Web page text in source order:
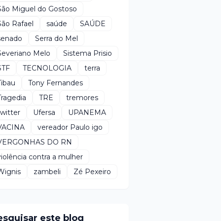
Miguel do Gostoso
Rafael
saúde
SAÚDE
Serra do Mel
Melo
Sistema Prisio
TECNOLOGIA
terra
Tony Fernandes
TRE
tremores
Ufersa
UPANEMA
vereador Paulo igo
DO RN
contra a mulher
zambeli Zé Pexeiro
este blog